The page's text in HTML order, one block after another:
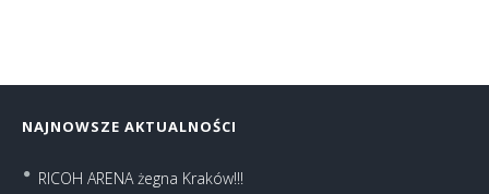
NAJNOWSZE AKTUALNOŚCI
RICOH ARENA żegna Kraków!!!